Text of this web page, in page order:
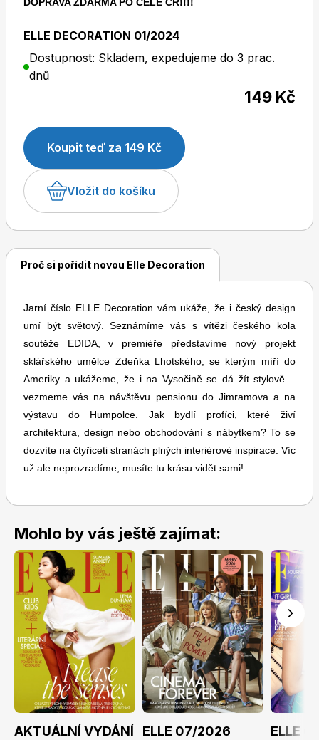
Dětské časopisy
Burda Kids
Toprecepty.cz
na čtyřiceti stranách plných interiérové inspirace. Víc
ELLE DECORATION 01/2024
Dostupnost: Skladem, expedujeme do 3 prac.
dnů
149 Kč
Koupit teď za 149 Kč
Vložit do košíku
Proč si pořídit novou Elle Decoration
Jarní číslo ELLE Decoration vám ukáže, že i český design
umí být světový. Seznámíme vás s vítězi českého kola
soutěže EDIDA, v premiéře představíme nový projekt
sklářského umělce Zdeňka Lhotského, se kterým míří do
Ameriky a ukážeme, že i na Vysočině se dá žít stylově –
vezmeme vás na návštěvu pensionu do Jimramova a na
výstavu do Humpolce. Jak bydlí profíci, které živí
architektura, design nebo obchodování s nábytkem? To se
dozvíte na čtyřiceti stranách plných interiérové inspirace. Víc
už ale neprozradíme, musíte tu krásu vidět sami!
Mohlo by vás ještě zajímat:
AKTUÁLNÍ VYDÁNÍ
ELLE 07/2026 ELLE